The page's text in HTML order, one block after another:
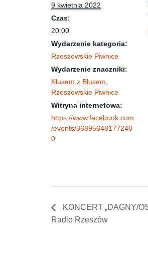
9 kwietnia 2022
Czas:
20:00
Wydarzenie kategoria:
Rzeszowskie Piwnice
Wydarzenie znaczniki:
Kłusem z Blusem
Rzeszowskie Piwnice
Witryna internetowa:
https://www.facebook.com
/events/36895648177240
0
KONCERT „DAGNY/
Radio Rzeszów